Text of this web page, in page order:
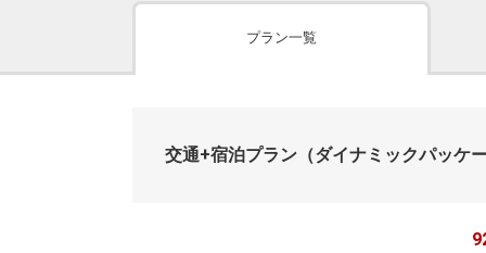
プラン一覧
交通+宿泊プラン （ダイナミックパッケ